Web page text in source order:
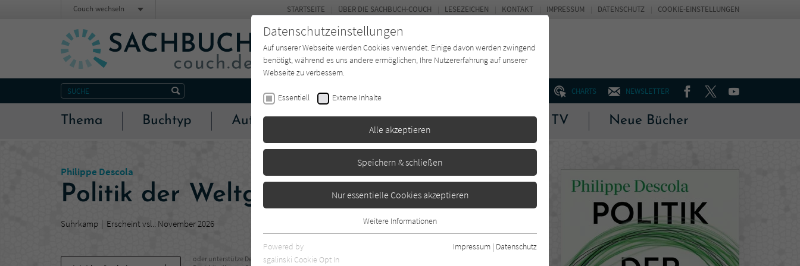
CHARTS NEWSLETTER FACEBOOKTWITTERYOUTUBE
Thema Buchtyp Autor*in Verlage Magazin Kino & TV Neue Bücher
STARTSEITE ÜBER DIE SACHBUCH-COUCH LESEZEICHEN KONTAKT IMPRESSUM DATENSCHUTZ COOKIE-EINSTELLUNGEN
Couch wechseln
Philippe Descola
Politik der Weltgestaltung
Suhrkamp Erscheint vsl.: November 2026
oder unterstütze Deinen
Datenschutzeinstellungen
Auf unserer Webseite werden Cookies verwendet. Einige davon werden zwingend
benötigt, während es uns andere ermöglichen, Ihre Nutzererfahrung auf unserer
Webseite zu verbessern.
Essentiell Externe Inhalte
Alle akzeptieren
Speichern & schließen
Nur essentielle Cookies akzeptieren
Essentielle Cookies werden für grundlegende Funktionen der Webseite
benötigt. Dadurch ist gewährleistet, dass die Webseite einwandfrei
Weitere Informationen
Powered by
sgalinski Cookie Opt In
Impressum | Datenschutz